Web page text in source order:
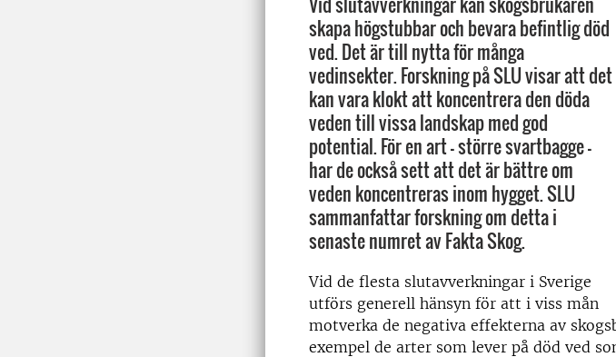
skapa högstubbar och bevara befintlig död
ved. Det är till nytta för många
vedinsekter. Forskning på SLU visar att det
kan vara klokt att koncentrera den döda
veden till vissa landskap med god
potential. För en art – större svartbagge –
har de också sett att det är bättre om
veden koncentreras inom hygget. SLU
sammanfattar forskning om detta i
senaste numret av Fakta Skog.
Vid de flesta slutavverkningar i Sverige
utförs generell hänsyn för att i viss mån
motverka de negativa effekterna av
exempel de arter som lever på död ved